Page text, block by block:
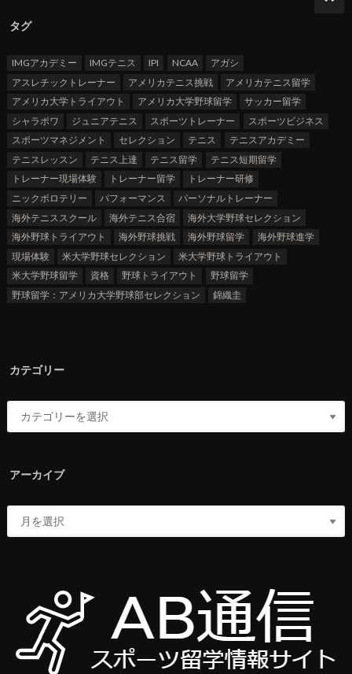
タグ
IMGアカデミー IMGテニス IPI NCAA
アガシ
アスレチックトレーナー
アメリカテニス挑戦
アメリカテニス留学
アメリカ大学トライアウト
アメリカ大学野球留学
サッカー留学
シャラポワ
ジュニアテニス スポーツトレーナー
スポーツビジネス
スポーツマネジメント
セレクション テニス
テニスアカデミー
テニスレッスン
テニス上達 テニス留学
テニス短期留学
トレーナー現場体験
トレーナー留学
トレーナー研修
ニックボロテリー
パフォーマンス
パーソナルトレーナー
海外テニススクール
海外テニス合宿
海外大学野球セレクション
海外野球トライアウト
海外野球挑戦 海外野球留学
海外野球進学
現場体験
米大学野球セレクション
米大学野球トライアウト
米大学野球留学
資格 野球トライアウト
野球留学
野球留学：アメリカ大学野球部セレクション
錦織圭
カテゴリー
アーカイブ